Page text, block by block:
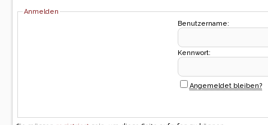
Anmelden
Benutzername:
Kennwort:
Angemeldet bleiben?